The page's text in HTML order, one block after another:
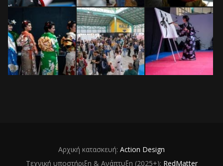
Αρχική κατασκευή: Action Design
Τεχνική υποστήριξη & Ανάπτυξη (2025+): RedMatter